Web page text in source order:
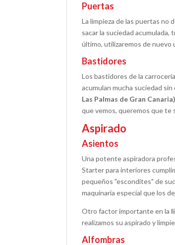
Puertas
La limpieza de las puertas no
sacar la suciedad
último, utilizaremos de nuevo
Bastidores
Los bastidores de la
acumulan mucha suciedad
Las Palmas de Gran
que vemos, queremos que te
Aspirado
Asientos
Una potente aspiradora
Starter para interiores
pequeños "escondites" de
maquinaria especial que los
Otro factor importante en la
realizamos su aspirado y
Alfombras